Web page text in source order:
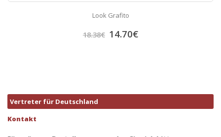
Look Grafito
18.38€ 14.70€
Vertreter für Deutschland
Kontakt